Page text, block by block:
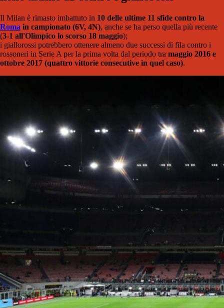
Il Milan è rimasto imbattuto in 10 delle ultime 11 sfide contro la
Roma in campionato (6V, 4N), anche se ha perso quella più recente
(3-1 all'Olimpico lo scorso 18 maggio);
i giallorossi potrebbero ottenere almeno due successi di fila contro i
rossoneri in Serie A per la prima volta dal periodo tra maggio 2016 e
ottobre 2017 (quattro vittorie consecutive in quel caso).